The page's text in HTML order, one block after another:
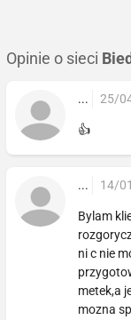
Opinie o sieci
... 25/
👍
... 14/
Bylam
ni c nie
metek,a
mozna